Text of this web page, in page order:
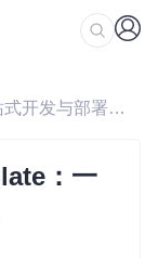
/ 探索Flask React Boilerplate：一站式开发与部署解决方案
：一